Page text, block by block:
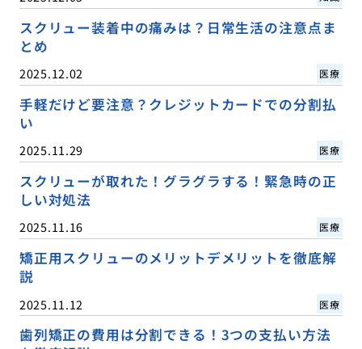
スクリュー装着中の痛みは？日常生活の注意点ま
とめ
2025.12.02 医療
手軽だけど要注意？クレジットカードでの分割払
い
2025.11.29 医療
スクリューが取れた！グラグラする！緊急時の正
しい対処法
2025.11.16 医療
矯正用スクリューのメリットデメリットを徹底解
説
2025.11.12 医療
歯列矯正の費用は分割できる！3つの支払い方法